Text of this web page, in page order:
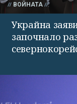
ВОЙНАТА
Украйна
започнало